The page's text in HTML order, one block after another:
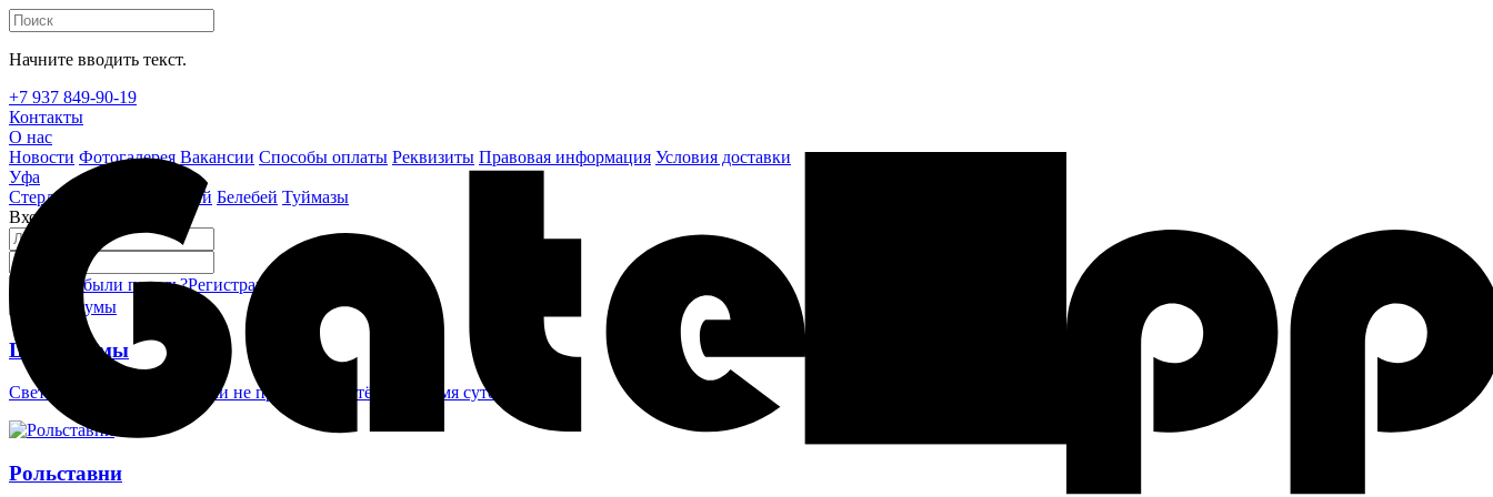
Начните вводить текст.
+7 937 849-90-19
Контакты
О нас
Новости Фотогалерея Вакансии Способы оплаты Реквизиты Правовая информация Условия доставки
Уфа
Стерлитамак
Октябрьский Белебей Туймазы
Вход на сайт
Забыли пароль?Регистрация
Шлагбаумы
Светоотражающие наклейки не проглядеть в тёмное время суток
Рольставни